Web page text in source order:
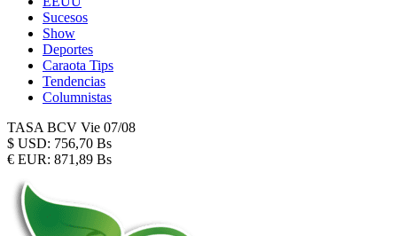
Sucesos
Show
Deportes
Caraota Tips
Tendencias
Columnistas
TASA BCV Vie 07/08
$ USD: 756,70 Bs
€ EUR: 871,89 Bs